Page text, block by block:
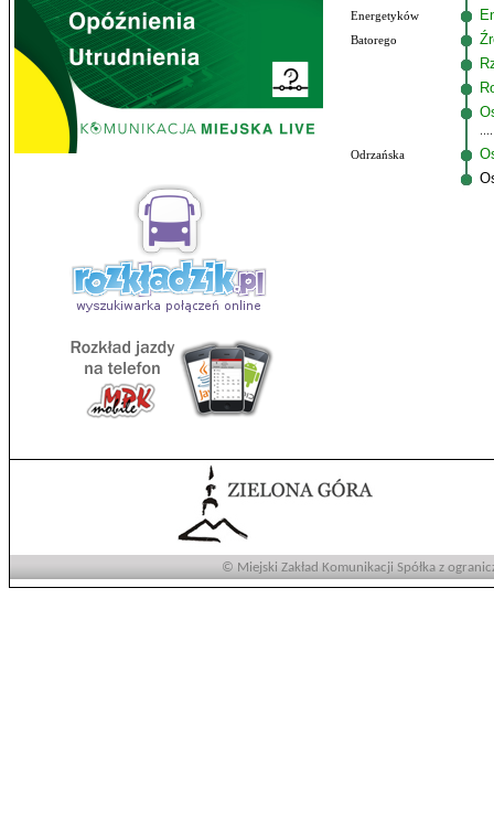
Energetyków
Batorego
Odrzańska
© Miejski Zakład Komunikacji Spółka z